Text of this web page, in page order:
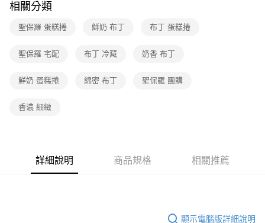
相關分類
聖保羅 蛋糕捲 鮮奶 布丁 布丁 蛋糕捲
聖保羅 宅配 布丁 冷藏 奶香 布丁
鮮奶 蛋糕捲 綿密 布丁 聖保羅 團購
香濃 細緻
詳細說明 商品規格 相關推薦
顯示電腦版詳細說明